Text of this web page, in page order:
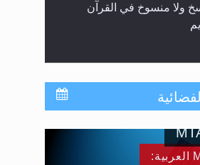
ولا منسوخ في القرآن
الحقيقي للجهاد الإسلامي..
التكوير تُنبئ بزمن بعثة